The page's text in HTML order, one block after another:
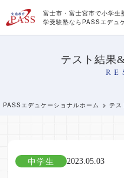
富士市・富士宮市で小学生
学受験塾ならPASSエデュ
テスト結果
PASSエデュケーショナルホーム テス
中学生 2023.05.03